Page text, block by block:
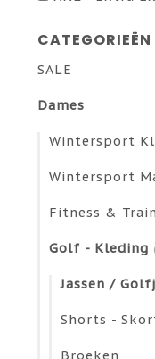
CATEGORIEËN
SALE
Dames
Wintersport
Wintersport
Fitness &
Golf - Kleding
Jassen /
Shorts -
Broeken